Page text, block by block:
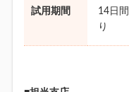
試用期間
14日
り